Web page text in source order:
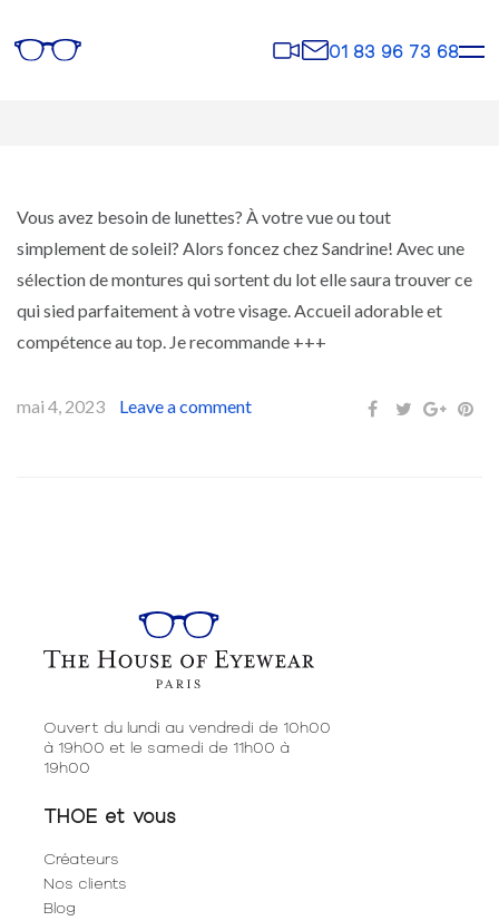
Rendez-
vous
Contact
01 83 96 73 68
Vous avez besoin de lunettes? À votre vue ou tout
simplement de soleil? Alors foncez chez Sandrine! Avec une
sélection de montures qui sortent du lot elle saura trouver ce
qui sied parfaitement à votre visage. Accueil adorable et
compétence au top. Je recommande +++
mai 4, 2023 Leave a comment
Ouvert du lundi au vendredi de 10h00
à 19h00 et le samedi de 11h00 à
19h00
THOE et vous
Créateurs
Nos clients
Blog